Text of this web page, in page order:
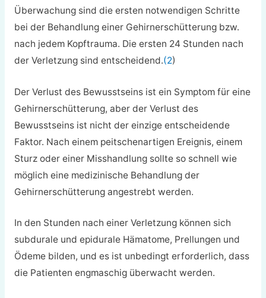
Überwachung sind die ersten notwendigen Schritte
bei der Behandlung einer Gehirnerschütterung bzw.
nach jedem Kopftrauma. Die ersten 24 Stunden nach
der Verletzung sind entscheidend.(2)
Der Verlust des Bewusstseins ist ein Symptom für eine
Gehirnerschütterung, aber der Verlust des
Bewusstseins ist nicht der einzige entscheidende
Faktor. Nach einem peitschenartigen Ereignis, einem
Sturz oder einer Misshandlung sollte so schnell wie
möglich eine medizinische Behandlung der
Gehirnerschütterung angestrebt werden.
In den Stunden nach einer Verletzung können sich
subdurale und epidurale Hämatome, Prellungen und
Ödeme bilden, und es ist unbedingt erforderlich, dass
die Patienten engmaschig überwacht werden.